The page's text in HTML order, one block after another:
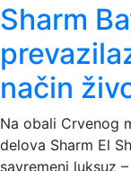
Sharm
način
Na obali Crvenog
delova Sharm El
savremeni luksuz